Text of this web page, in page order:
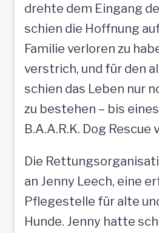
drehte dem Eingang
schien die Hoffnung
Familie verloren zu
verstrich, und für den
schien das Leben nur
zu bestehen – bis
B.A.A.R.K. Dog Rescue
Die
an Jenny Leech, eine
Pflegestelle für alte
Hunde. Jenny hatte